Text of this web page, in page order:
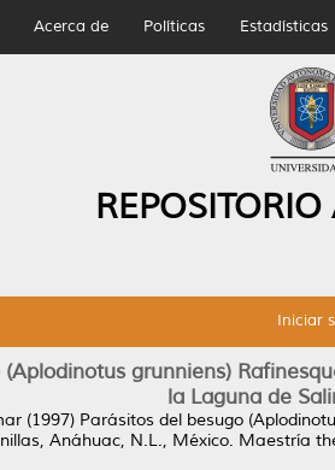
Acerca de Políticas Estadísticas
Iniciar
grunniens)
la Laguna de
(1997) Parásitos del besugo
Anáhuac, N.L., México. Maestría